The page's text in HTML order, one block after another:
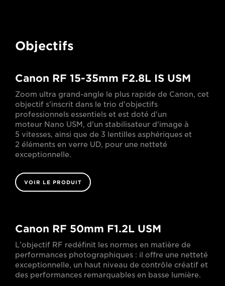
Objectifs
Canon RF 15-35mm F2.8L IS USM
Zoom ultra grand-angle le plus rapide de Canon, cet
objectif s'inscrit dans le trio d'objectifs
professionnels essentiels et est doté d'un
moteur Nano USM, d'un stabilisateur d'image à
5 vitesses, ainsi que de 3 lentilles asphériques et
2 éléments en verre UD, pour une netteté
exceptionnelle.
VOIR LE PRODUIT
Canon RF 50mm F1.2L USM
L'objectif RF redéfinit les normes en matière de
performances photographiques : il offre une netteté
exceptionnelle, un haut niveau de contrôle créatif et
des performances remarquables en basse lumière.